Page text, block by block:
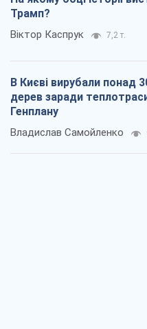
Трамп?
Віктор Каспрук 7,2 т.
В Києві вирубали понад
дерев заради
Генплану
Владислав Самойленко